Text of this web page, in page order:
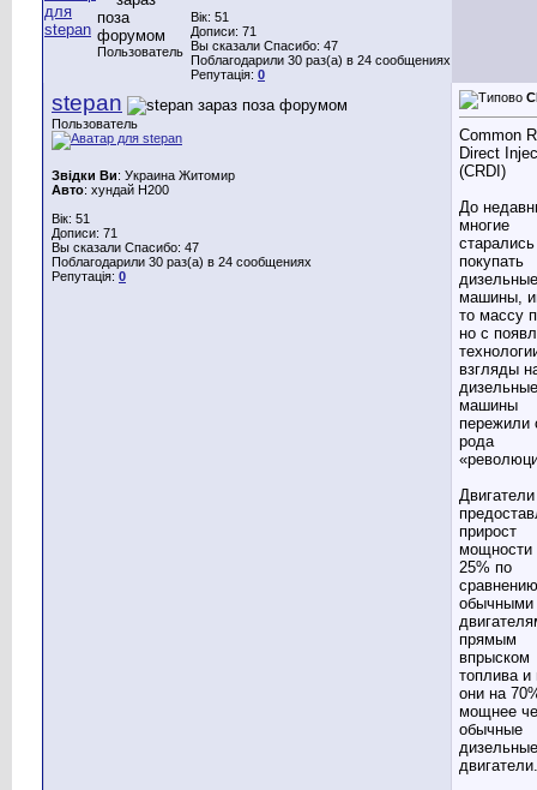
Пользователь
Вік: 51
Дописи: 71
Вы сказали Спасибо: 47
Поблагодарили 30 раз(а) в 24 сообщениях
Репутація: 0
stepan
Пользователь
Звідки Ви: Украина Житомир
Авто: хyндай H200
Вік: 51
Дописи: 71
Вы сказали Спасибо: 47
Поблагодарили 30 раз(а) в 24 сообщениях
Репутація: 0
Common
Direct
(CRDI)
До
многие
покупать
дизельные
машины,
то массу
но с
взгляды
дизельные
машины
пережили
рода
прирост
мощности
25% по
обычными
прямым
впрыском
топлива и
они на
мощнее
обычные
дизельные
двигатели.